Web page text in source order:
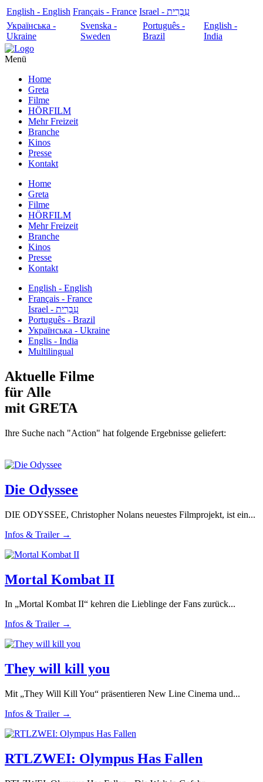
English - English Français - France
עִבְרִית - Israel
Українська -
Ukraine
Svenska -
Sweden
Português -
Brazil
English -
India
Menü
Home
Greta
Filme
HÖRFILM
Mehr Freizeit
Branche
Kinos
Presse
Kontakt
Home
Greta
Filme
HÖRFILM
Mehr Freizeit
Branche
Kinos
Presse
Kontakt
English - English
Français - France
עִבְרִית - Israel
Português - Brazil
Українська - Ukraine
Englis - India
Multilingual
Aktuelle Filme
für Alle
mit GRETA
Ihre Suche nach "Action" hat folgende Ergebnisse geliefert:
Die Odyssee
DIE ODYSSEE, Christopher Nolans neuestes Filmprojekt, ist ein...
Infos & Trailer →
Mortal Kombat II
In „Mortal Kombat II“ kehren die Lieblinge der Fans zurück...
Infos & Trailer →
They will kill you
Mit „They Will Kill You“ präsentieren New Line Cinema und...
Infos & Trailer →
RTLZWEI: Olympus Has Fallen